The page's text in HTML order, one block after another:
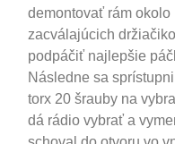
demontovať rám okolo
zacválajúcich
podpáčiť najlepšie
Následne sa
torx 20 šrauby na
dá rádio vybrať a